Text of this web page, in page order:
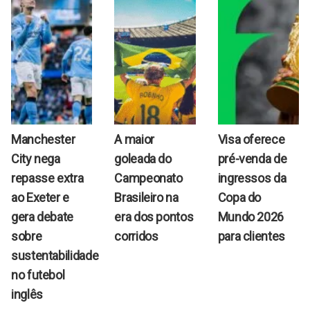
Manchester
City nega
repasse extra
ao Exeter e
gera debate
sobre
sustentabilidade
no futebol
inglês
A maior
goleada do
Campeonato
Brasileiro na
era dos pontos
corridos
Visa oferece
pré-venda de
ingressos da
Copa do
Mundo 2026
para clientes